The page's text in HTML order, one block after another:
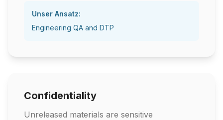
Unser Ansatz:
Engineering QA and DTP
Confidentiality
Unreleased materials are sensitive